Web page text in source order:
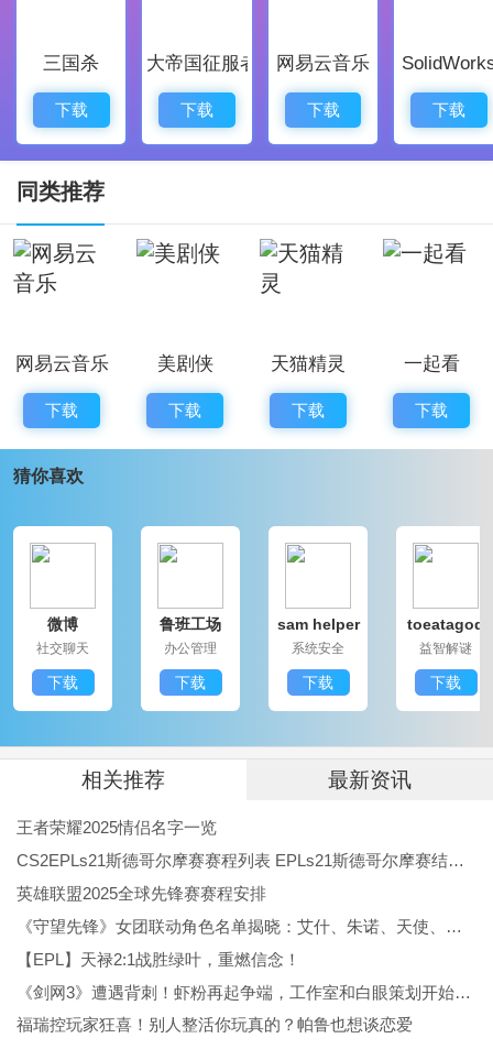
的“不花钱”的观影体验，尽享丰富的电视节目。
5. 优质观看体验
通过高清流畅的播放，用户能够享受到专业的视听盛
宴，仿佛身临境，带来极佳的娱乐体验。
支持手机、平板、电视等多种设备的操作，使用户在不
同的设备上都可以方便地观看自己喜爱的节目。
1. 丰富的信息和功能
应用内整合了热播节目、经典剧集和实时资讯，用户可
2. 利于学习与娱乐
进行学习与娱乐的双重享受。
用户可以快速搜索自己想要查看的内容，精准找到喜欢
的节目，无需浪费时间。
4. 实时更新的资源
内容资源实时更新，用户每次打开应用都有新的惊喜，
避免了内容单一的问题。
5. 适用场景广泛
用户可以在家中、出行、甚至在课间休息时轻松观看，
随时随地都能享受电视带来的快乐。
电视家TV版应用评价：
电视家TV版是一款电视直播软件，丰富的资源内容和优
质的用户体验赢得了众多好评。高速流畅的播放，结合
三国杀
下载
大帝国征服者
下载
网易云音乐
下载 下载
同类推荐
网易云音乐
下载
美剧侠
下载
天猫精灵
下载
一起看
下载
猜你喜欢
微博
社交聊天
下载
鲁班工场
办公管理
下载
sam helper
系统安全
下载
toeatagod
益智解谜
下载
相关推荐 最新资讯
王者荣耀2025情侣名字一览
CS2EPLs21斯德哥尔摩赛赛程列表 EPLs21斯德哥尔摩赛结果公布
英雄联盟2025全球先锋赛赛程安排
《守望先锋》女团联动角色名单揭晓：艾什、朱诺、天使、伊拉锐与D.Va！
【EPL】天禄2:1战胜绿叶，重燃信念！
《剑网3》遭遇背刺！虾粉再起争端，工作室和白眼策划开始反噬
福瑞控玩家狂喜！别人整活你玩真的？帕鲁也想谈恋爱